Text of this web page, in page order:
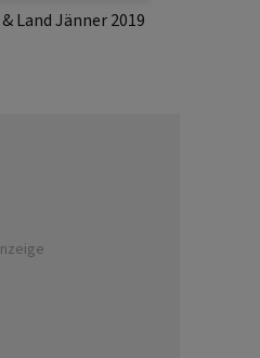
Land Jänner 2019